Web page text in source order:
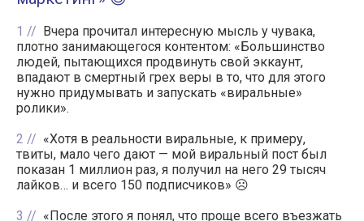
1
Вчера прочитал интересную мысль у чувака,
плотно занимающегося контентом: «Большинство
людей, пытающихся продвинуть свой эккаунт,
впадают в смертный грех веры в то, что для этого
нужно придумывать и запускать «виральные»
ролики».
2
«Хотя в реальности виральные, к примеру,
твиты, мало чего дают — мой виральный пост был
показан 1 миллион раз, я получил на него 29 тысяч
лайков… и всего 150 подписчиков» ☹️
3
«После этого я понял, что проще всего въезжать